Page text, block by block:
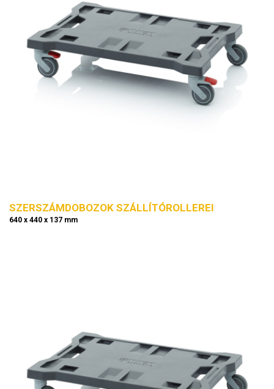
SZERSZÁMDOBOZOK SZÁLLÍTÓROLLEREI
640 x 440 x 137 mm